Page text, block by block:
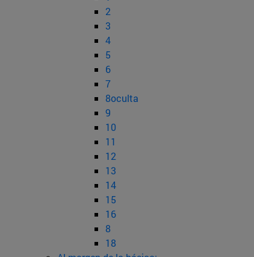
2
3
4
5
6
7
8oculta
9
10
11
12
13
14
15
16
8
18